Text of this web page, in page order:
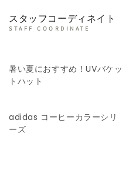
スタッフコーディネイト
STAFF COORDINATE
暑い夏におすすめ！UVバケッ
トハット
adidas コーヒーカラーシリ
ーズ